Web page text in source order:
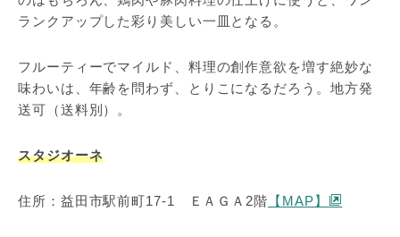
ランクアップした彩り美しい一皿となる。
フルーティーでマイルド、料理の創作意欲を増す絶妙な
味わいは、年齢を問わず、とりこになるだろう。地方発
送可（送料別）。
スタジオーネ
住所：益田市駅前町17-1 ＥＡＧＡ2階 【MAP】